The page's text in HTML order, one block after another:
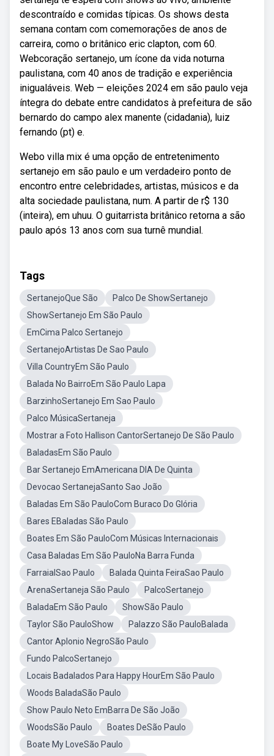
descontraído e comidas típicas. Os shows desta
semana contam com comemorações de anos de
carreira, como o britânico eric clapton, com 60.
Webcoração sertanejo, um ícone da vida noturna
paulistana, com 40 anos de tradição e experiência
inigualáveis. Web — eleições 2024 em são paulo veja
íntegra do debate entre candidatos à prefeitura de são
bernardo do campo alex manente (cidadania), luiz
fernando (pt) e.
Webo villa mix é uma opção de entretenimento
sertanejo em são paulo e um verdadeiro ponto de
encontro entre celebridades, artistas, músicos e da
alta sociedade paulistana, num. A partir de r$ 130
(inteira), em uhuu. O guitarrista britânico retorna a são
paulo após 13 anos com sua turnê mundial.
Tags
SertanejoQue São
Palco De ShowSertanejo
ShowSertanejo Em São Paulo
EmCima Palco Sertanejo
SertanejoArtistas De Sao Paulo
Villa CountryEm São Paulo
Balada No BairroEm São Paulo Lapa
BarzinhoSertanejo Em Sao Paulo
Palco MúsicaSertaneja
Mostrar a Foto Hallison CantorSertanejo De São Paulo
BaladasEm São Paulo
Bar Sertanejo EmAmericana DIA De Quinta
Devocao SertanejaSanto Sao João
Baladas Em São PauloCom Buraco Do Glória
Bares EBaladas São Paulo
Boates Em São PauloCom Músicas Internacionais
Casa Baladas Em São PauloNa Barra Funda
FarraialSao Paulo
Balada Quinta FeiraSao Paulo
ArenaSertaneja São Paulo
PalcoSertanejo
BaladaEm São Paulo
ShowSão Paulo
Taylor São PauloShow
Palazzo São PauloBalada
Cantor Aplonio NegroSão Paulo
Fundo PalcoSertanejo
Locais Badalados Para Happy HourEm São Paulo
Woods BaladaSão Paulo
Show Paulo Neto EmBarra De São João
WoodsSão Paulo
Boates DeSão Paulo
Boate My LoveSão Paulo